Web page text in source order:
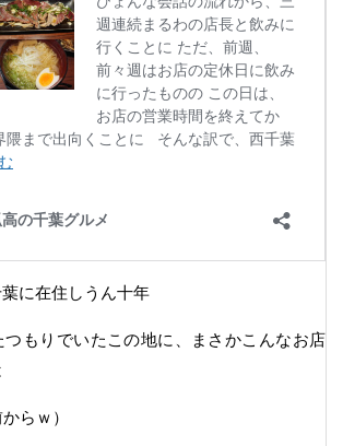
に在住しうん十年
もりでいたこの地に、まさかこんなお店
らｗ）